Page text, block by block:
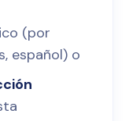
(por
español) o